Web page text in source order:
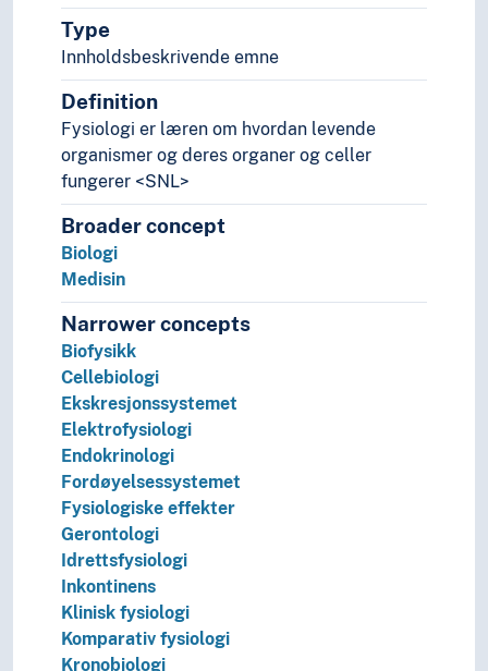
Kiropraktikk
Klinisk medisin
Kunnskapsbasert medisin
Medisinhistorie
Medisinsk forskning
Medisinsk fysikk
Medisinsk teknologi
Militærmedisin
Miljømedisin
Naturmedisin
Nevrovitenskap
Patogener
Patologi
Psykiatri
Rettsmedisin
Screening (Medisin)
Sexologi
Sosialmedisin
Telemedisin
Veterinærmedisin
Odontologi
Pleie
Psykisk helse
Sykdommer
Terapi
Historie og historiefaget
Type
Innholdsbeskrivende emne
Definition
Fysiologi er læren om hvordan levende
organismer og deres organer og celler
fungerer <SNL>
Broader concept
Biologi
Medisin
Narrower concepts
Biofysikk
Cellebiologi
Ekskresjonssystemet
Elektrofysiologi
Endokrinologi
Fordøyelsessystemet
Fysiologiske effekter
Gerontologi
Idrettsfysiologi
Inkontinens
Klinisk fysiologi
Komparativ fysiologi
Kronobiologi